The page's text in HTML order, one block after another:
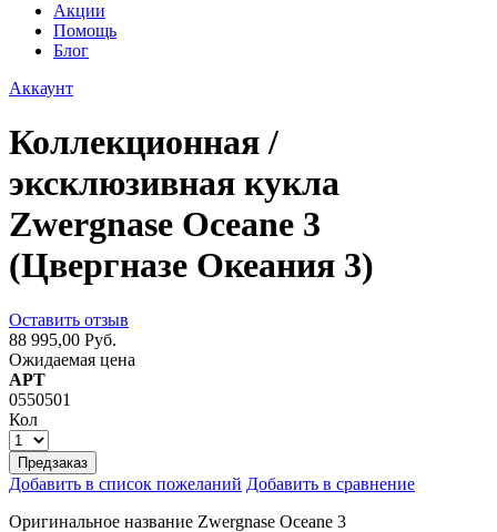
Акции
Помощь
Блог
Аккаунт
Коллекционная /
эксклюзивная кукла
Zwergnase Oceane 3
(Цвергназе Океания 3)
Оставить отзыв
88 995,00 Руб.
Ожидаемая цена
АРТ
0550501
Кол
Предзаказ
Добавить в список пожеланий Добавить в сравнение
Оригинальное название Zwergnase Oceane 3